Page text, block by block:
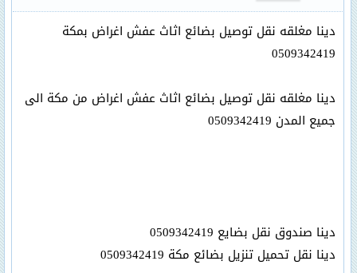
دينا مغلقه نقل توصيل بضائع اثاث عفش اغراض بمكة
0509342419
دينا مغلقه نقل توصيل بضائع اثاث عفش اغراض من مكة الى
جميع المدن 0509342419
دينا صندوق نقل بضايع 0509342419
دينا نقل تحميل تنزيل بضائع مكة 0509342419